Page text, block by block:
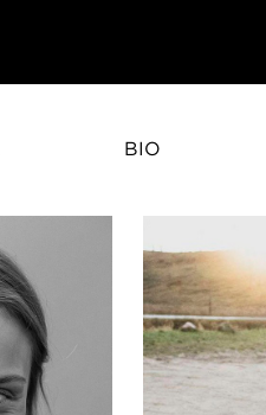
BIO